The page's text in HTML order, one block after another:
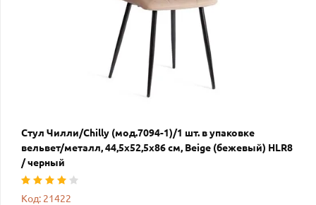
Стул Чилли/Chilly (мод.7094-1)/1 шт. в упаковке
вельвет/металл, 44,5х52,5х86 см, Beige (бежевый) HLR8
/ черный
Код: 21422